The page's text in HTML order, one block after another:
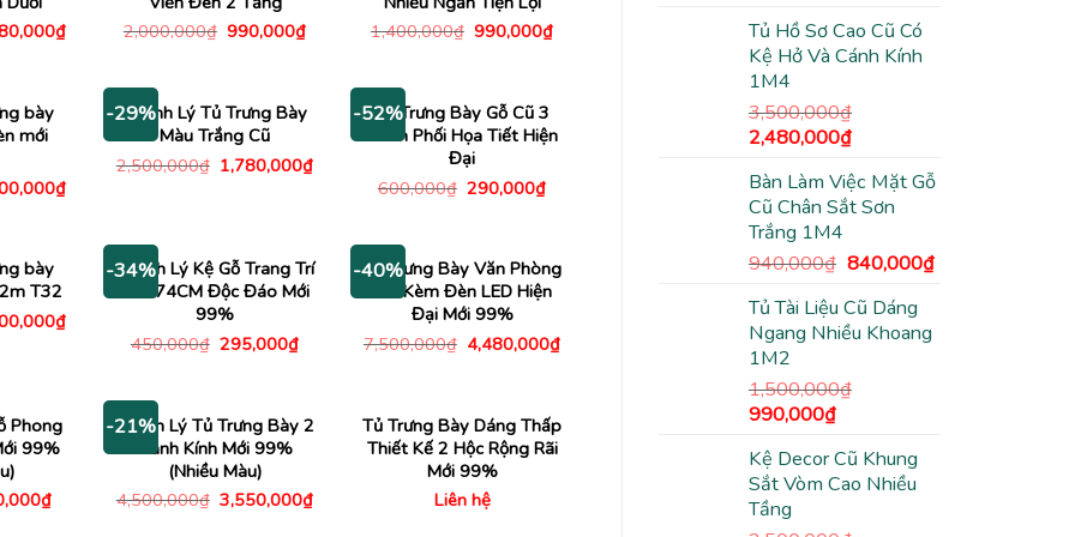
là:
3,500,000₫.
tại
là:
Tủ Hồ Sơ Cao Cũ Có
Kệ Hở Và Cánh Kính
1M4
3,500,000₫
Giá
là:
3,500,000₫.
2,480,000₫Giá
tại
là:
Bàn Làm Việc Mặt Gỗ
Cũ Chân Sắt Sơn
Trắng 1M4
940,000₫ Giá
là:
940,000₫.
840,000₫Giá
Tủ Tài Liệu Cũ Dáng
Ngang Nhiều Khoang
1M2
1,500,000₫
Giá
là:
1,500,000₫.
990,000₫Giá
tại
là:
Kệ Decor Cũ Khung
Sắt Vòm Cao Nhiều
Tầng
₫Giá
1,780,000₫.
2,000,000₫ Giá
990,000₫Giá
990,000₫.
1,400,000₫ Giá
990,000₫Giá
bày
mới
₫Giá
4,200,000₫.
-29%
Thanh Lý Tủ Trưng Bày
Màu Trắng Cũ
2,500,000₫ Giá
gốc
1,780,000₫Giá
-52%
Tủ Trưng Bày Gỗ Cũ 3
Cánh Phối Họa Tiết Hiện
Đại
600,000₫ Giá
290,000₫Giá
bày
T32
₫Giá
-34%
Thanh Lý Kệ Gỗ Trang Trí
1Mx74CM Độc Đáo Mới
99%
450,000₫ Giá
295,000₫Giá
-40%
Tủ Trưng Bày Văn Phòng
2M Kèm Đèn LED Hiện
Đại Mới 99%
7,500,000₫ Giá
gốc
4,480,000₫Giá
Phong
99%
₫Giá
-21%
Thanh Lý Tủ Trưng Bày 2
Cánh Kính Mới 99%
(Nhiều Màu)
4,500,000₫ Giá
gốc
3,550,000₫Giá
Tủ Trưng Bày Dáng Thấp
Thiết Kế 2 Hộc Rộng Rãi
Mới 99%
Liên hệ